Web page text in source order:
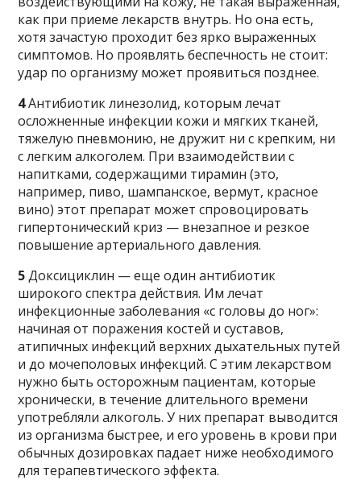
как при приеме лекарств внутрь. Но она есть,
хотя зачастую проходит без ярко выраженных
симптомов. Но проявлять беспечность не стоит:
удар по организму может проявиться позднее.
4Антибиотик линезолид, которым лечат
осложненные инфекции кожи и мягких тканей,
тяжелую пневмонию, не дружит ни с крепким, ни
с легким алкоголем. При взаимодействии с
напитками, содержащими тирамин (это,
например, пиво, шампанское, вермут, красное
вино) этот препарат может спровоцировать
гипертонический криз — внезапное и резкое
повышение артериального давления.
5Доксициклин — еще один антибиотик
широкого спектра действия. Им лечат
инфекционные заболевания «с головы до ног»:
начиная от поражения костей и суставов,
атипичных инфекций верхних дыхательных путей
и до мочеполовых инфекций. С этим лекарством
нужно быть осторожным пациентам, которые
хронически, в течение длительного времени
употребляли алкоголь. У них препарат выводится
из организма быстрее, и его уровень в крови при
обычных дозировках падает ниже необходимого
для терапевтического эффекта.